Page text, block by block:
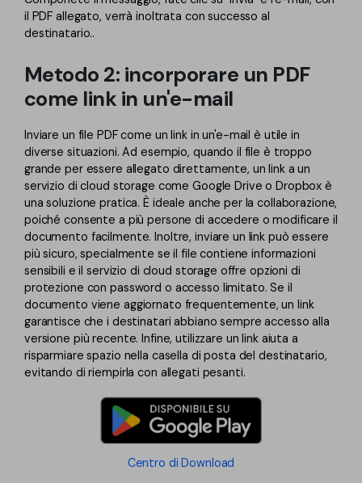
il PDF allegato, verrà inoltrata con successo al
destinatario..
Metodo 2: incorporare un PDF
come link in un'e-mail
Inviare un file PDF come un link in un'e-mail è utile in
diverse situazioni. Ad esempio, quando il file è troppo
grande per essere allegato direttamente, un link a un
servizio di cloud storage come Google Drive o Dropbox è
una soluzione pratica. È ideale anche per la collaborazione,
poiché consente a più persone di accedere o modificare il
documento facilmente. Inoltre, inviare un link può essere
più sicuro, specialmente se il file contiene informazioni
sensibili e il servizio di cloud storage offre opzioni di
protezione con password o accesso limitato. Se il
documento viene aggiornato frequentemente, un link
garantisce che i destinatari abbiano sempre accesso alla
versione più recente. Infine, utilizzare un link aiuta a
risparmiare spazio nella casella di posta del destinatario,
evitando di riempirla con allegati pesanti.
Centro di Download